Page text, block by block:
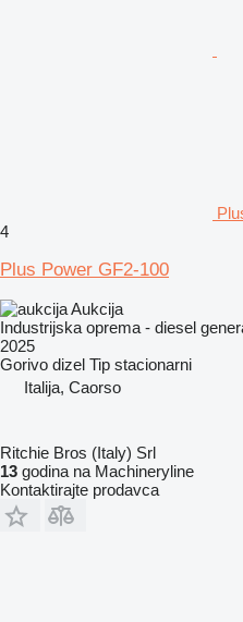
4
Plus Power GF2-100
Aukcija
Industrijska oprema - diesel
2025
Gorivo dizel Tip stacionarni
Italija, Caorso
Ritchie Bros (Italy) Srl
13 godina na Machineryline
Kontaktirajte prodavca